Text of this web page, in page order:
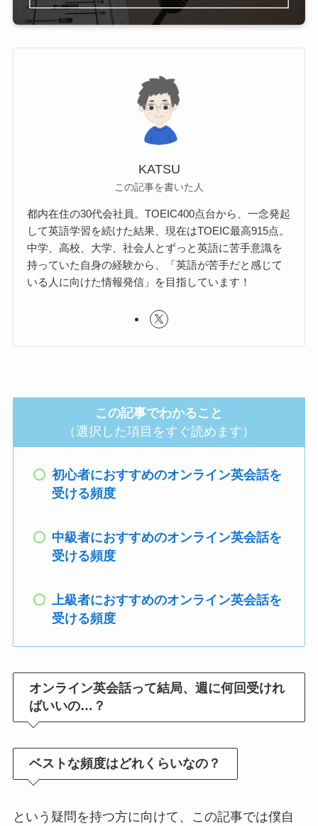
KATSU
この記事を書いた人
都内在住の30代会社員。TOEIC400点台から、一念発起
して英語学習を続けた結果、現在はTOEIC最高915点。
中学、高校、大学、社会人とずっと英語に苦手意識を
持っていた自身の経験から、「英語が苦手だと感じて
いる人に向けた情報発信」を目指しています！
この記事でわかること
（選択した項目をすぐ読めます）
初心者におすすめのオンライン英会話を
受ける頻度
中級者におすすめのオンライン英会話を
受ける頻度
上級者におすすめのオンライン英会話を
受ける頻度
オンライン英会話って結局、週に何回受けれ
ばいいの…？
ベストな頻度はどれくらいなの？
という疑問を持つ方に向けて、この記事では僕自